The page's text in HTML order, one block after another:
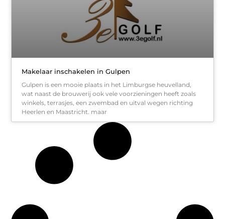
Makelaar inschakelen in Gulpen
Gulpen is een mooie plaats in het Limburgse heuvelland,
wat naast de brouwerij ook vele voorzieningen heeft zoals
winkels, terrasjes, een zwembad en uitval wegen richting
Heerlen en Maastricht. maar